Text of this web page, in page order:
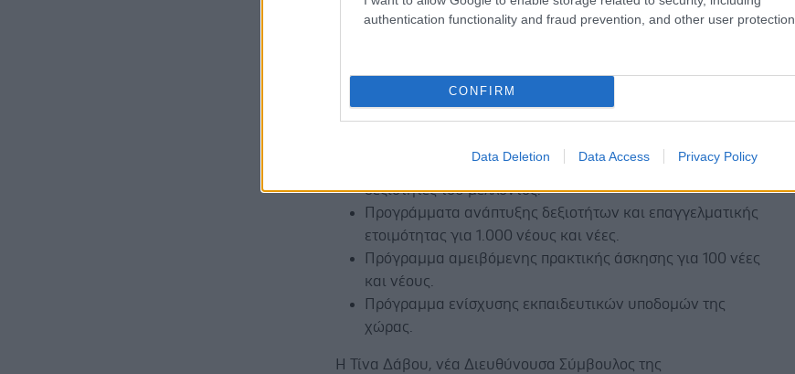
authentication functionality and fraud prevention, and other user protection.
CONFIRM
Data Deletion Data Access Privacy Policy
Στο πλαίσιο του FutuReady Greece, η Παπαστράτος ανακοίνωσε
Στρατηγική συνεργασία με το Τμήμα Διοικητικής Επιστήμης
και Τεχνολογίας του Οικονομικού Πανεπιστημίου Αθηνών,
που περιλαμβάνει, μεταξύ άλλων, υποτροφίες για 50
διαλέξεις, πρακτική άσκηση και κοινές έρευνες για τις
δεξιότητες του μέλλοντος.
Προγράμματα ανάπτυξης δεξιοτήτων και επαγγελματικής
ετοιμότητας για 1.000 νέους και νέες.
Πρόγραμμα αμειβόμενης πρακτικής άσκησης για 100 νέες
και νέους.
Πρόγραμμα ενίσχυσης εκπαιδευτικών υποδομών της
χώρας.
Η Τίνα Δάβου, νέα Διευθύνουσα Σύμβουλος της